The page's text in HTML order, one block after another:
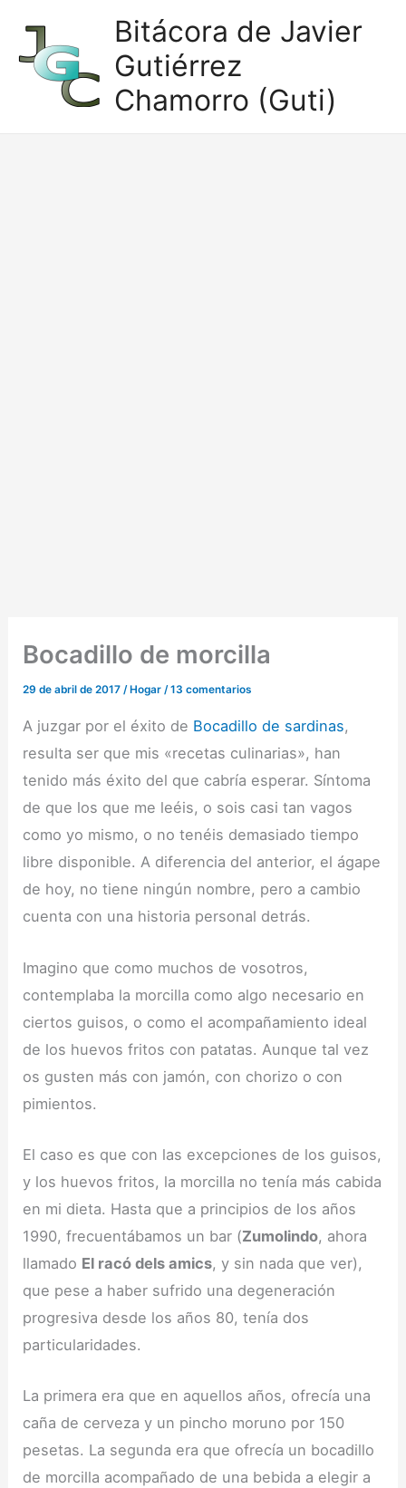
contenido
Bitácora de Javier
Gutiérrez
Chamorro (Guti)
Bocadillo de morcilla
29 de abril de 2017/ Hogar /13 comentarios
A juzgar por el éxito de Bocadillo de sardinas,
resulta ser que mis «recetas culinarias», han
tenido más éxito del que cabría esperar. Síntoma
de que los que me leéis, o sois casi tan vagos
como yo mismo, o no tenéis demasiado tiempo
libre disponible. A diferencia del anterior, el ágape
de hoy, no tiene ningún nombre, pero a cambio
cuenta con una historia personal detrás.
Imagino que como muchos de vosotros,
contemplaba la morcilla como algo necesario en
ciertos guisos, o como el acompañamiento ideal
de los huevos fritos con patatas. Aunque tal vez
os gusten más con jamón, con chorizo o con
pimientos.
El caso es que con las excepciones de los guisos,
y los huevos fritos, la morcilla no tenía más cabida
en mi dieta. Hasta que a principios de los años
1990, frecuentábamos un bar (Zumolindo, ahora
llamado El racó dels amics, y sin nada que ver),
que pese a haber sufrido una degeneración
progresiva desde los años 80, tenía dos
particularidades.
La primera era que en aquellos años, ofrecía una
caña de cerveza y un pincho moruno por 150
pesetas. La segunda era que ofrecía un bocadillo
de morcilla acompañado de una bebida a elegir a